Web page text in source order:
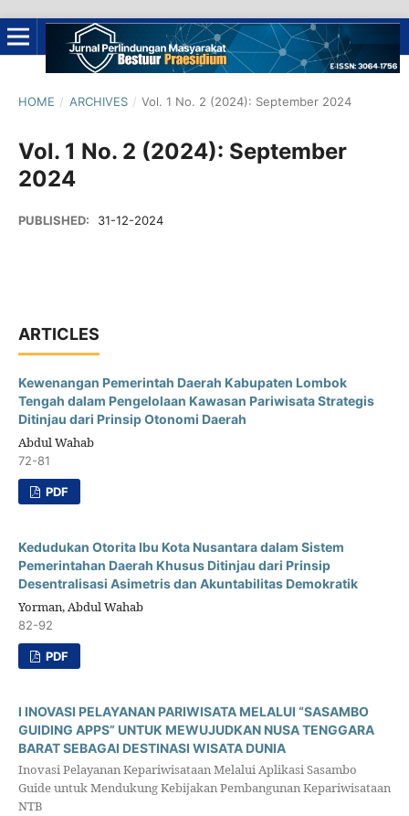
HOME / ARCHIVES / Vol. 1 No. 2 (2024): September 2024
Vol. 1 No. 2 (2024): September
2024
PUBLISHED: 31-12-2024
ARTICLES
Kewenangan Pemerintah Daerah Kabupaten Lombok
Tengah dalam Pengelolaan Kawasan Pariwisata Strategis
Ditinjau dari Prinsip Otonomi Daerah
Abdul Wahab
72-81
PDF
Kedudukan Otorita Ibu Kota Nusantara dalam Sistem
Pemerintahan Daerah Khusus Ditinjau dari Prinsip
Desentralisasi Asimetris dan Akuntabilitas Demokratik
Yorman, Abdul Wahab
82-92
PDF
I INOVASI PELAYANAN PARIWISATA MELALUI “SASAMBO
GUIDING APPS” UNTUK MEWUJUDKAN NUSA TENGGARA
BARAT SEBAGAI DESTINASI WISATA DUNIA
Inovasi Pelayanan Kepariwisataan Melalui Aplikasi Sasambo
Guide untuk Mendukung Kebijakan Pembangunan Kepariwisataan
NTB